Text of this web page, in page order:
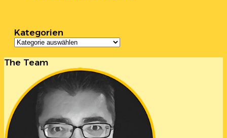
Kategorien
Kategorien
The Team